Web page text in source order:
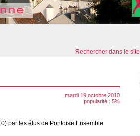
Rechercher dans le site
mardi 19 octobre 2010
popularité : 5%
par les élus de Pontoise Ensemble